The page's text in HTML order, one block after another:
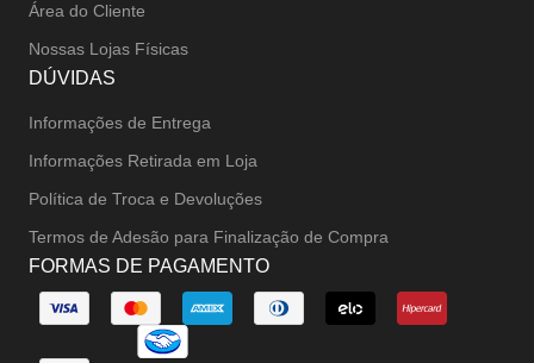
Área do Cliente
Nossas Lojas Físicas
DÚVIDAS
Informações de Entrega
Informações Retirada em Loja
Política de Troca e Devoluções
Termos de Adesão para Finalização de Compra
FORMAS DE PAGAMENTO